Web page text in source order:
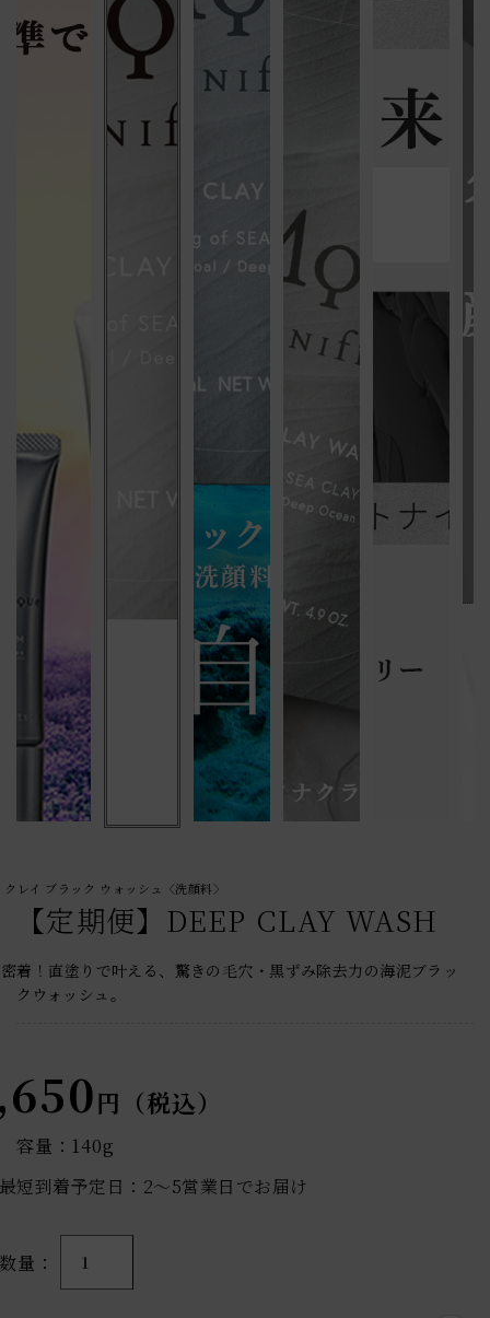
クレイ ブラック ウォッシュ〈洗顔料〉
【定期便】DEEP CLAY WASH
密着！直塗りで叶える、驚きの毛穴・黒ずみ除去力の海泥ブラッ
クウォッシュ。
円（税込）
容量：140g
最短到着予定日：2〜5営業日でお届け
数量 1